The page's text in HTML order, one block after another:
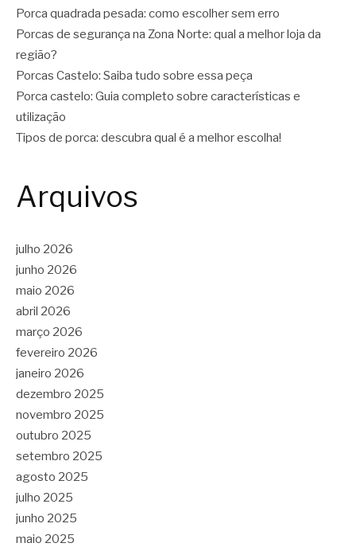
Porca quadrada pesada: como escolher sem erro
Porcas de segurança na Zona Norte: qual a melhor loja da
região?
Porcas Castelo: Saiba tudo sobre essa peça
Porca castelo: Guia completo sobre características e
utilização
Tipos de porca: descubra qual é a melhor escolha!
Arquivos
julho 2026
junho 2026
maio 2026
abril 2026
março 2026
fevereiro 2026
janeiro 2026
dezembro 2025
novembro 2025
outubro 2025
setembro 2025
agosto 2025
julho 2025
junho 2025
maio 2025